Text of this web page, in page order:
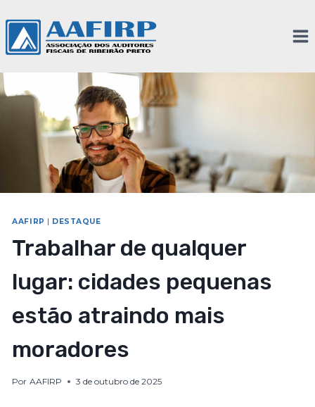
AAFIRP DESTAQUE
Trabalhar de qualquer
lugar: cidades pequenas
estão atraindo mais
moradores
Por AAFIRP 3 de outubro de 2025